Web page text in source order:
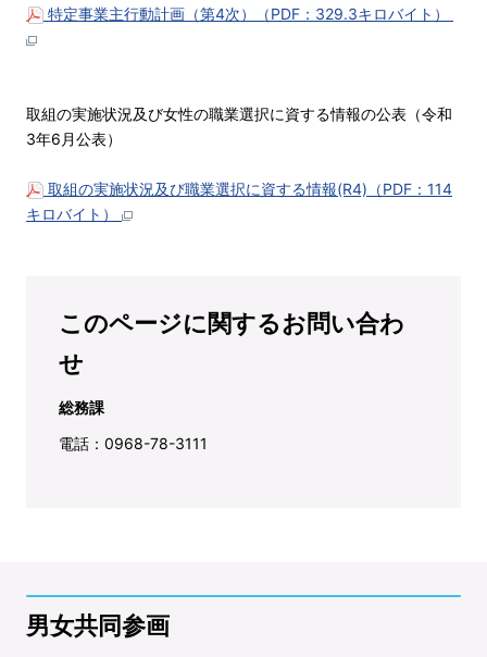
特定事業主行動計画（第4次）（PDF：329.3キロバイト）
取組の実施状況及び女性の職業選択に資する情報の公表（令和
3年6月公表）
取組の実施状況及び職業選択に資する情報(R4)（PDF：114
キロバイト）
このページに関するお問い合わ
せ
総務課
電話：0968-78-3111
男女共同参画